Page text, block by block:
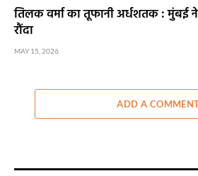
तिलक वर्मा का तूफानी अर्धशतक : मुंबई
रौंदा
MAY 15, 2026
ADD A